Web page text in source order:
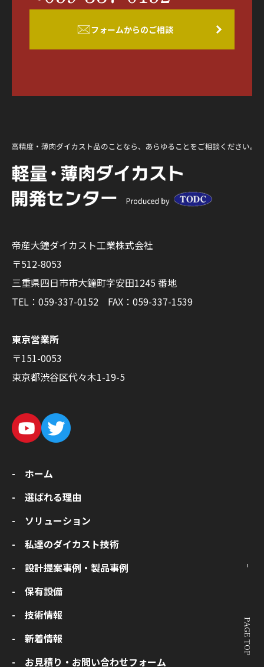
フォームからのご相談
帝産大鐘ダイカスト工業株式会社
〒512-8053
三重県四日市市大鐘町字安田1245 番地
TEL：059-337-0152
FAX：059-337-1539
東京営業所
〒151-0053
東京都渋谷区代々木1-19-5
- ホーム
- 選ばれる理由
- ソリューション
- 私達のダイカスト技術
- 設計提案事例・製品事例
- 保有設備
- 技術情報
- 新着情報
- お見積り・お問い合わせフォーム
PAGE TOP